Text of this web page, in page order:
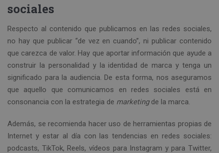
sociales
Respecto al contenido que publicamos en las redes sociales,
no hay que publicar “de vez en cuando”, ni publicar contenido
que carezca de valor. Hay que aportar información que ayude a
construir la personalidad y la identidad de marca y tenga un
significado para la audiencia. De esta forma, nos aseguramos
que aquello que comunicamos en redes sociales está en
consonancia con la estrategia de marketing de la marca.
Además, se recomienda hacer uso de herramientas propias de
Internet y estar al día con las tendencias en redes sociales:
podcasts, TikTok, Reels, vídeos para Instagram y para Twitter,